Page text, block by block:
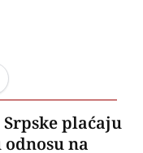
plaćaju
na